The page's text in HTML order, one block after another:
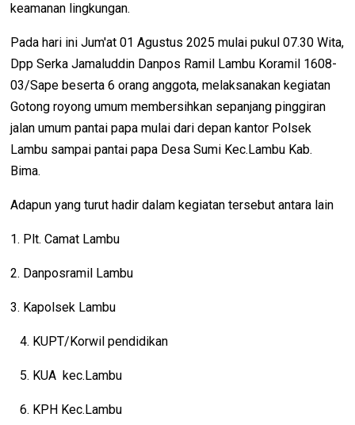
keamanan lingkungan.
Pada hari ini Jum'at 01 Agustus 2025 mulai pukul 07.30 Wita,
Dpp Serka Jamaluddin Danpos Ramil Lambu Koramil 1608-
03/Sape beserta 6 orang anggota, melaksanakan kegiatan
Gotong royong umum membersihkan sepanjang pinggiran
jalan umum pantai papa mulai dari depan kantor Polsek
Lambu sampai pantai papa Desa Sumi Kec.Lambu Kab.
Bima.
Adapun yang turut hadir dalam kegiatan tersebut antara lain
1. Plt. Camat Lambu
2. Danposramil Lambu
3. Kapolsek Lambu
4. KUPT/Korwil pendidikan
5. KUA kec.Lambu
6. KPH Kec.Lambu